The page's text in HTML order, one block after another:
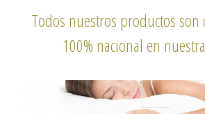
Todos nuestros productos son
100% nacional en